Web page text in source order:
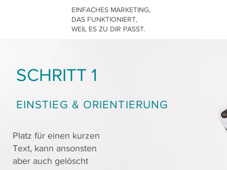
EINFACHES MARKETING,
DAS FUNKTIONIERT,
WEIL ES ZU DIR PASST.
SCHRITT 1
EINSTIEG & ORIENTIERUNG
Platz für einen kurzen
Text, kann ansonsten
aber auch gelöscht